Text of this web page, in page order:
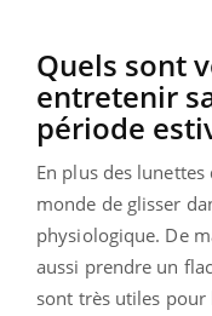
Quels sont
entretenir
période
En plus des
monde de glisser
physiologique. De
aussi prendre un
sont très utiles pour